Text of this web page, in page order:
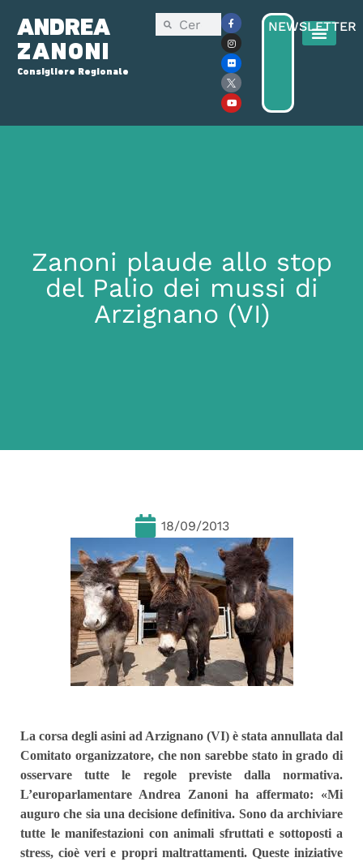
ANDREA
ZANONI
Consigliere Regionale
NEWSLETTER
Zanoni plaude allo stop
del Palio dei mussi di
Arzignano (VI)
18/09/2013
La corsa degli asini ad Arzignano (VI) è stata annullata dal
Comitato organizzatore, che non sarebbe stato in grado di
osservare tutte le regole previste dalla normativa.
L’europarlamentare Andrea Zanoni ha affermato: «Mi
auguro che sia una decisione definitiva. Sono da archiviare
tutte le manifestazioni con animali sfruttati e sottoposti a
stress, cioè veri e propri maltrattamenti. Queste iniziative